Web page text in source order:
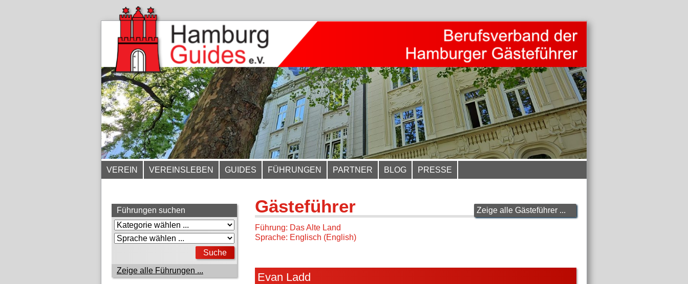
VEREIN VEREINSLEBEN GUIDES FÜHRUNGEN PARTNER BLOG PRESSE
Gästeführer
Führung: Das Alte Land
Sprache: Englisch (English)
Zeige alle Gästeführer ...
Evan Ladd
Führungen suchen
Zeige alle Führungen ...